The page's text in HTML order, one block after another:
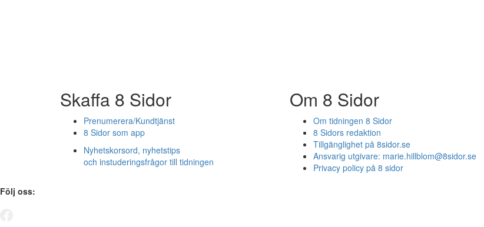
Skaffa 8 Sidor
Prenumerera/Kundtjänst
8 Sidor som app
Nyhetskorsord, nyhetstips
och instuderingsfrågor till tidningen
Om 8 Sidor
Om tidningen 8 Sidor
8 Sidors redaktion
Tillgänglighet på 8sidor.se
Ansvarig utgivare: marie.hillblom@8sidor.se
Privacy policy på 8 sidor
Följ oss: